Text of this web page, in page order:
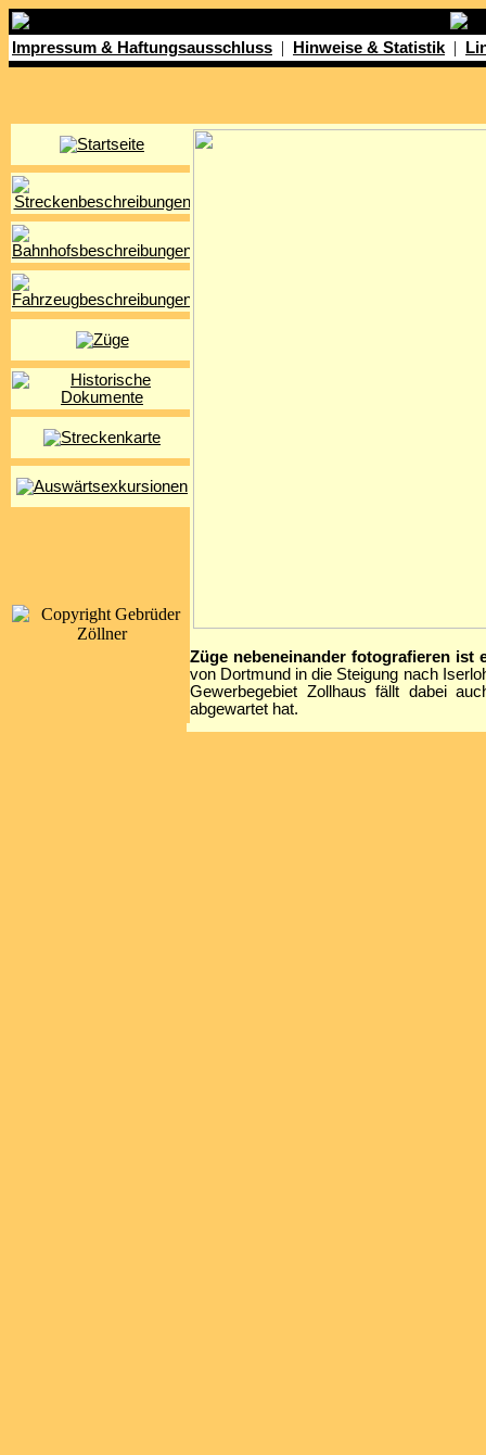
Impressum & Haftungsausschluss | Hinweise & Statistik |
Züge nebeneinander fotografieren ist
von Dortmund in die Steigung nach
Gewerbegebiet Zollhaus fällt dabei
abgewartet hat.